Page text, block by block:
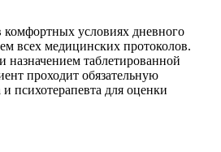
комфортных условиях дневного
всех медицинских протоколов.
таблетированной
проходит обязательную
психотерапевта для оценки